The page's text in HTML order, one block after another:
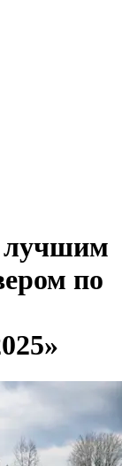
лучшим
по